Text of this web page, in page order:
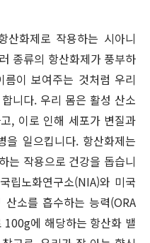
산화제로 작용하는 시아니
종류의 항산화제가 풍부하
이 보여주는 것처럼 우리
니다. 우리 몸은 활성 산소
, 이로 인해 세포가 변질과
일으킵니다. 항산화제는
는 작용으로 건강을 돕습니
립노화연구소(NIA)와 미국
산소를 흡수하는 능력(ORA
100g에 해당하는 항산화 밸